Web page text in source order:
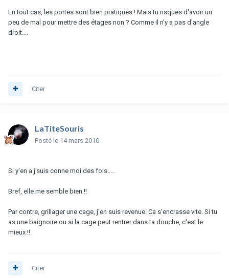
En tout cas, les portes sont bien pratiques ! Mais tu risques d'avoir un
peu de mal pour mettre des étages non ? Comme il n'y a pas d'angle
droit....
Citer
LaTiteSouris
Posté le 14 mars 2010
Si y'en a j'suis conne moi des fois.....
Bref, elle me semble bien !!
Par contre, grillager une cage, j'en suis revenue. Ca s'encrasse vite. Si tu
as une baignoire ou si la cage peut rentrer dans ta douche, c'est le
mieux !!
Citer